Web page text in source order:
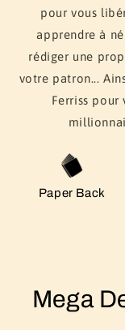
pour vous
apprendre à
rédiger une
votre patron...
Ferriss
Paper Back
Mega